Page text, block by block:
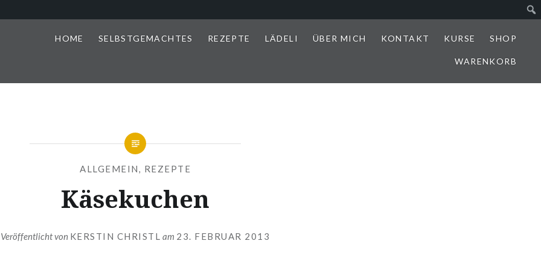
HOME SELBSTGEMACHTES REZEPTE LÄDELI ÜBER MICH KONTAKT KURSE SHOP
WARENKORB
ALLGEMEIN, REZEPTE
Käsekuchen
Veröffentlicht von KERSTIN CHRISTL am 23. FEBRUAR 2013